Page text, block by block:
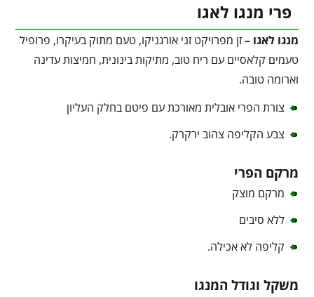
פרי מנגו לאגו
מנגו לאגו –זן מפרויקט זני אורגניקו, טעם מתוק בעיקרו, פרופיל
טעמים קלאסיים עם ריח טוב, מתיקות בינונית, חמיצות עדינה
וארומה טובה.
צורת הפרי אובלית מאורכת עם פיטם בחלק העליון
צבע הקליפה צהוב ירקרק.
מרקם הפרי
מרקם מוצק
ללא סיבים
קליפה לא אכילה.
משקל וגודל המנגו